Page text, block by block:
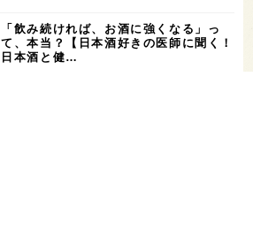
「飲み続ければ、お酒に強くなる」っ
て、本当？【日本酒好きの医師に聞く！
日本酒と健…